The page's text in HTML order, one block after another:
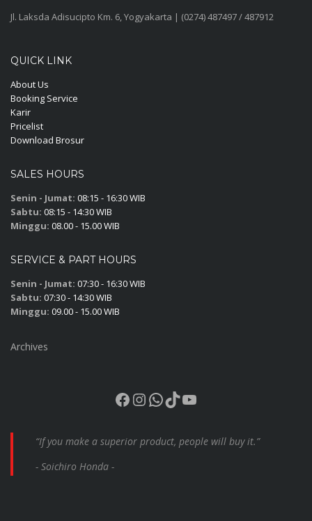
Jl. Laksda Adisucipto Km. 6, Yogyakarta | (0274) 487497 / 487912
QUICK LINK
About Us
Booking Service
Karir
Pricelist
Download Brosur
SALES HOURS
Senin - Jumat: 08:15 - 16:30 WIB
Sabtu: 08:15 - 14:30 WIB
Minggu: 08.00 - 15.00 WIB
SERVICE & PART HOURS
Senin - Jumat: 07:30 - 16:30 WIB
Sabtu: 07:30 - 14:30 WIB
Minggu: 09.00 - 15.00 WIB
Archives
Facebook
Instagram
WhatsApp
TikTok
YouTube
“If you make a superior product, people will buy it.”
- Soichiro Honda -